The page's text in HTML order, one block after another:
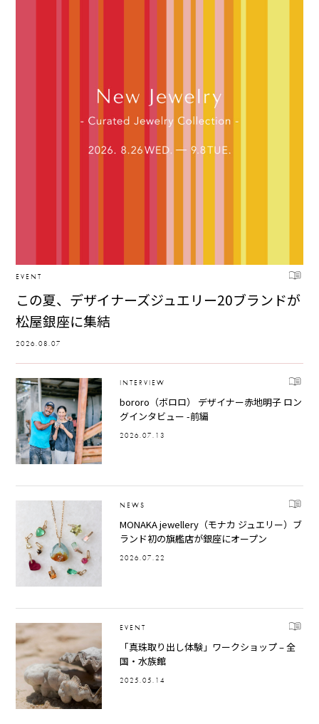
EVENT
この夏、デザイナーズジュエリー20ブランドが
松屋銀座に集結
2026.08.07
INTERVIEW
bororo（ボロロ） デザイナー赤地明子 ロン
グインタビュー -前編
2026.07.13
NEWS
MONAKA jewellery（モナカ ジュエリー）ブ
ランド初の旗艦店が銀座にオープン
2026.07.22
EVENT
「真珠取り出し体験」ワークショップ – 全
国・水族館
2025.05.14